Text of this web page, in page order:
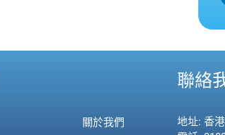
關於我們
聯絡
地址: 香